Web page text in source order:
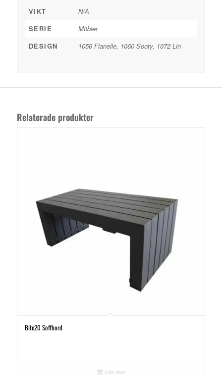
VIKT
N/A
SERIE
Möbler
DESIGN
1056 Flanelle, 1060 Sooty, 1072 Lin
Relaterade produkter
Bite20 Soffbord
Läs mer